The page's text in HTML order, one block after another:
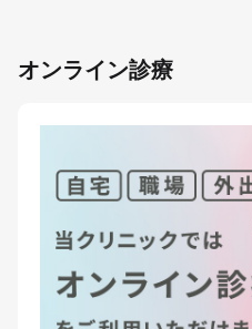
オンライン診療